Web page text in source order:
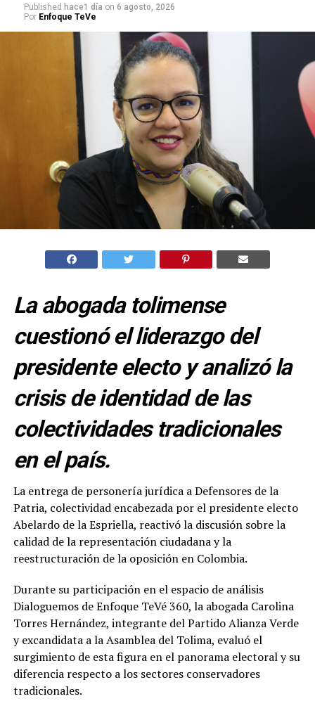
Published hace1 día on 6 agosto, 2026
Por Enfoque TeVe
La abogada tolimense
cuestionó el liderazgo del
presidente electo y analizó la
crisis de identidad de las
colectividades tradicionales
en el país.
La entrega de personería jurídica a Defensores de la
Patria, colectividad encabezada por el presidente electo
Abelardo de la Espriella, reactivó la discusión sobre la
calidad de la representación ciudadana y la
reestructuración de la oposición en Colombia.
Durante su participación en el espacio de análisis
Dialoguemos de Enfoque TeVé 360, la abogada Carolina
Torres Hernández, integrante del Partido Alianza Verde
y excandidata a la Asamblea del Tolima, evaluó el
surgimiento de esta figura en el panorama electoral y su
diferencia respecto a los sectores conservadores
tradicionales.